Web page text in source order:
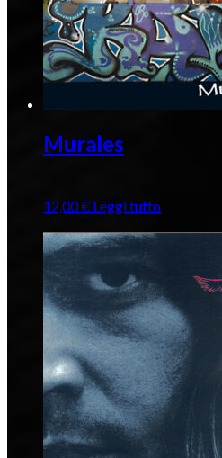
Murales
12,00€ Leggi tutto